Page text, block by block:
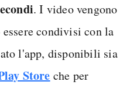
. I video vengono
condivisi con la
l'app, disponibili sia
Store che per